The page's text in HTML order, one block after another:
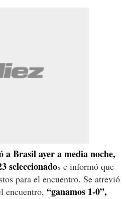
Brasil ayer a media noche,
seleccionados e informó que
para el encuentro. Se atrevió
encuentro, “ganamos 1-0”,